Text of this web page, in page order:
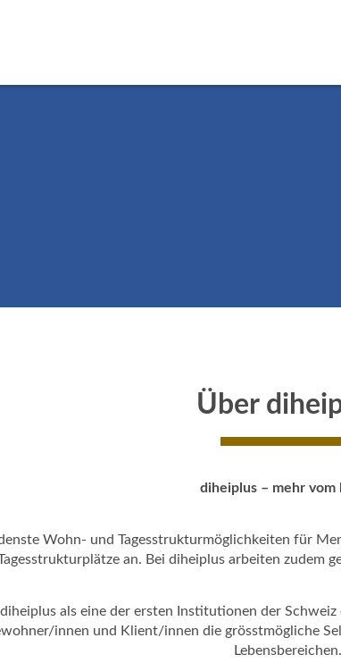
Über
diheiplus – mehr vom
Wohn- und Tagesstrukturmöglichkeiten für
an. Bei diheiplus arbeiten zudem
als eine der ersten Institutionen der
innen und Klient/innen die grösstmögliche
Lebensbereichen.